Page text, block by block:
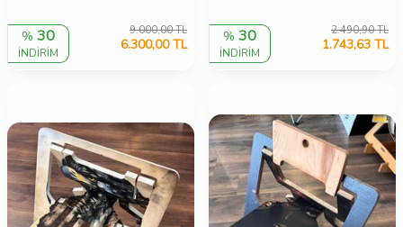
%30
İNDİRİM
9.000,00TL
6.300,00TL %30
İNDİRİM
2.490,90TL
1.743,63TL